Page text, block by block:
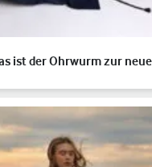
ist der Ohrwurm zur